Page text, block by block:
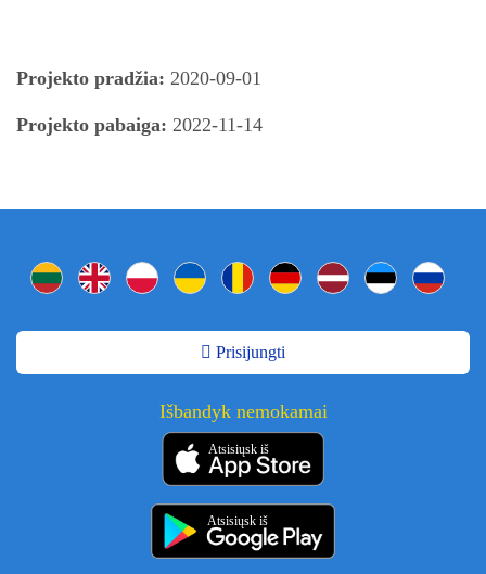
Projekto pradžia: 2020-09-01
Projekto pabaiga: 2022-11-14
Prisijungti
Išbandyk nemokamai
Atsisiųsk iš
Atsisiųsk iš